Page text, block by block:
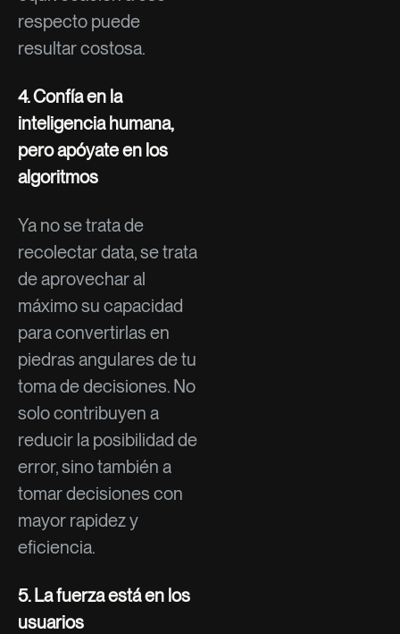
respecto puede
resultar costosa.
4. Confía en la
inteligencia humana,
pero apóyate en los
algoritmos
Ya no se trata de
recolectar data, se trata
de aprovechar al
máximo su capacidad
para convertirlas en
piedras angulares de tu
toma de decisiones. No
solo contribuyen a
reducir la posibilidad de
error, sino también a
tomar decisiones con
mayor rapidez y
eficiencia.
5. La fuerza está en los
usuarios